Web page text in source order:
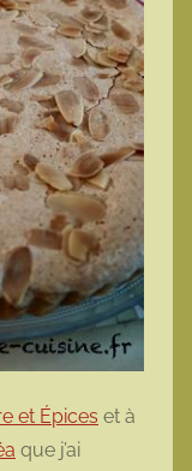
et Épices et à
que j’ai